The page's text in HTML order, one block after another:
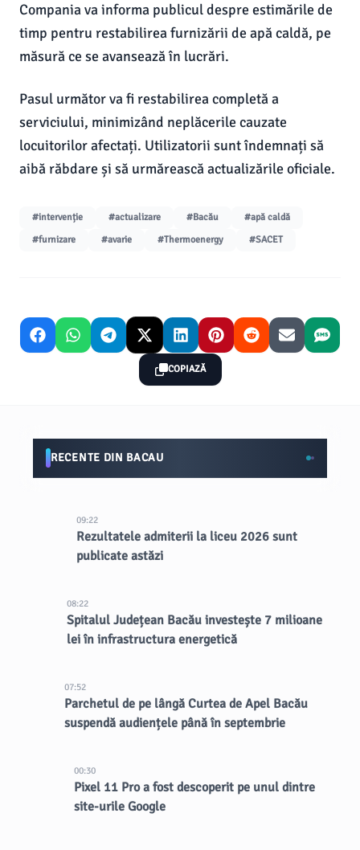
Compania va informa publicul despre estimările de
timp pentru restabilirea furnizării de apă caldă, pe
măsură ce se avansează în lucrări.
Pasul următor va fi restabilirea completă a
serviciului, minimizând neplăcerile cauzate
locuitorilor afectați. Utilizatorii sunt îndemnați să
aibă răbdare și să urmărească actualizările oficiale.
#intervenție #actualizare #Bacău
#apă caldă
#furnizare
#avarie #Thermoenergy #SACET
COPIAZĂ
RECENTE DIN BACAU
09:22
Rezultatele admiterii la liceu 2026 sunt
publicate astăzi
08:22
Spitalul Județean Bacău investește 7 milioane
lei în infrastructura energetică
07:52
Parchetul de pe lângă Curtea de Apel Bacău
suspendă audiențele până în septembrie
00:30
Pixel 11 Pro a fost descoperit pe unul dintre
site-urile Google